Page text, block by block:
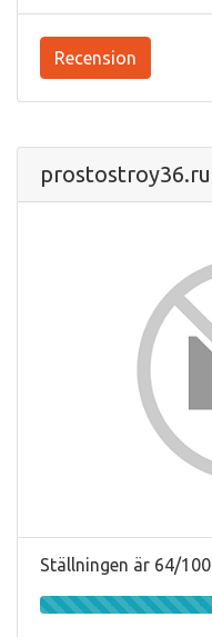
Recension
prostostroy36.ru
Ställningen är 64/100